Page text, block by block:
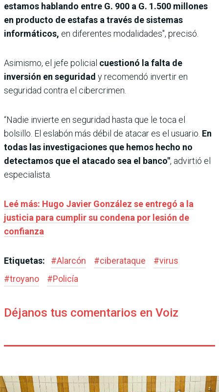
estamos hablando entre G. 900 a G. 1.500 millones
en producto de estafas a través de sistemas
informáticos, en diferentes modalidades", precisó.
Asimismo, el jefe policial cuestionó la falta de
inversión en seguridad y recomendó invertir en
seguridad contra el cibercrimen.
“Nadie invierte en seguridad hasta que le toca el
bolsillo. El eslabón más débil de atacar es el usuario. En
todas las investigaciones que hemos hecho no
detectamos que el atacado sea el banco", advirtió el
especialista.
Leé más: Hugo Javier González se entregó a la
justicia para cumplir su condena por lesión de
confianza
Etiquetas: #Alarcón #ciberataque #virus
#troyano #Policía
Déjanos tus comentarios en Voiz